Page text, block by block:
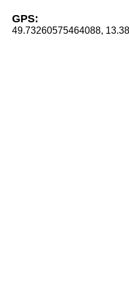
GPS:
49.73260575464088,